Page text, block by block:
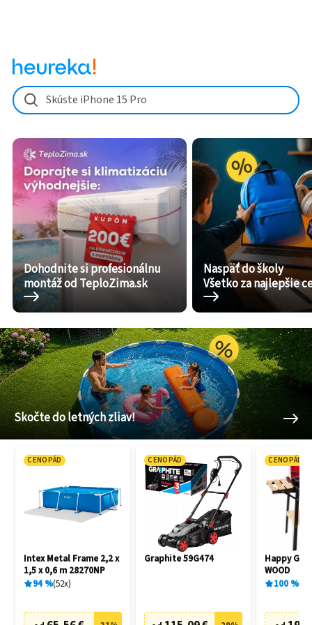
Skúste iPhone 15 Pro
Dohodnite si profesionálnu
montáž od TeploZima.sk
Naspäť do školy
Všetko za najlepšie
Skočte do letných zliav!
CENOPÁD
Intex Metal Frame 2,2 x
1,5 x 0,6 m 28270NP
94% 52x
CENOPÁD
Graphite 59G474
CENOPÁD
Happy
WOOD
100%